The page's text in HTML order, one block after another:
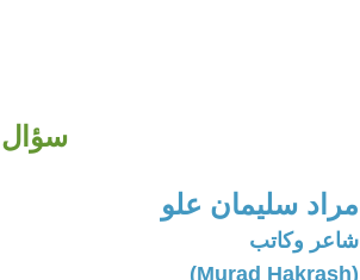
سؤال
مراد سليمان علو
شاعر وكاتب
(Murad Hakrash)